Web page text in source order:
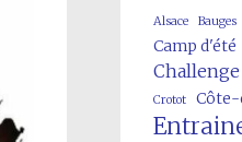
Alsace Bauges
Camp d'été
Crotot